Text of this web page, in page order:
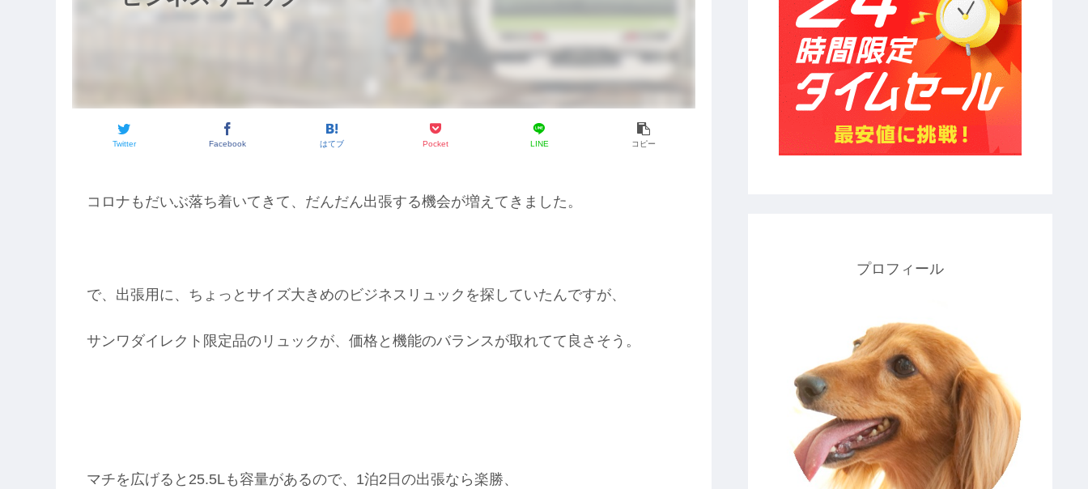
Twitter Facebook はてブ Pocket LINE コピー
コロナもだいぶ落ち着いてきて、だんだん出張する機会が増えてきました。
で、出張用に、ちょっとサイズ大きめのビジネスリュックを探していたんですが、
サンワダイレクト限定品のリュックが、価格と機能のバランスが取れてて良さそう。
マチを広げると25.5Lも容量があるので、1泊2日の出張なら楽勝、
プロフィール